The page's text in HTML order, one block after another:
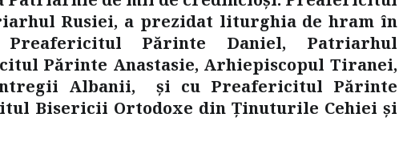
Rusiei, a prezidat liturghia de hram în
Preafericitul Părinte Daniel, Patriarhul
Părinte Anastasie, Arhiepiscopul Tiranei,
Albanii, şi cu Preafericitul Părinte
Bisericii Ortodoxe din Ţinuturile Cehiei şi